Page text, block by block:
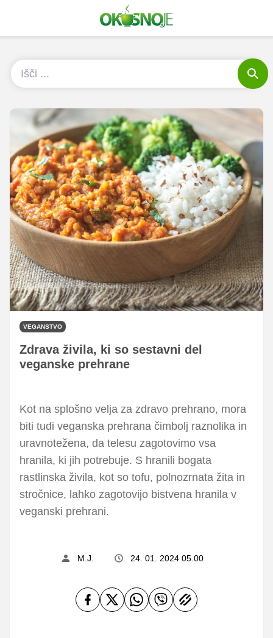
VEGANSTVO
Zdrava živila, ki so sestavni del
veganske prehrane
Kot na splošno velja za zdravo prehrano, mora
biti tudi veganska prehrana čimbolj raznolika in
uravnotežena, da telesu zagotovimo vsa
hranila, ki jih potrebuje. S hranili bogata
rastlinska živila, kot so tofu, polnozrnata žita in
stročnice, lahko zagotovijo bistvena hranila v
veganski prehrani.
M.J. 24. 01. 2024 05.00